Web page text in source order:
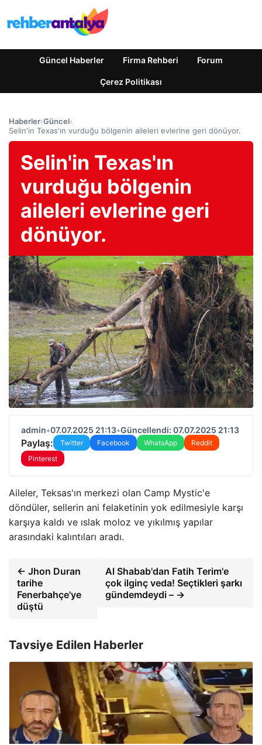
Güncel Haberler Firma Rehberi Forum
Çerez Politikası
Haberler›Güncel›
Selin'in Texas'ın vurduğu bölgenin aileleri evlerine geri dönüyor.
Selin'in Texas'ın
vurduğu bölgenin
aileleri evlerine geri
dönüyor.
admin•07.07.2025 21:13•Güncellendi: 07.07.2025 21:13
Paylaş: Twitter Facebook WhatsApp
Reddit
Pinterest
Aileler, Teksas'ın merkezi olan Camp Mystic'e
döndüler, sellerin ani felaketinin yok edilmesiyle karşı
karşıya kaldı ve ıslak moloz ve yıkılmış yapılar
arasındaki kalıntıları aradı.
← Jhon Duran
tarihe
Fenerbahçe'ye
düştü
Al Shabab'dan Fatih Terim'e
çok ilginç veda! Seçtikleri şarkı
gündemdeydi – →
Tavsiye Edilen Haberler